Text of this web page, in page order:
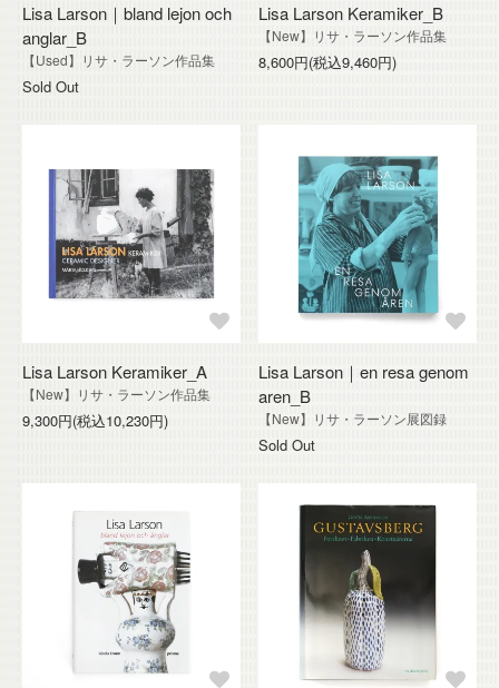
Lisa Larson｜bland lejon och
anglar_B
【Used】リサ・ラーソン作品集
Sold Out
Lisa Larson Keramiker_B
【New】リサ・ラーソン作品集
8,600円(税込9,460円)
Lisa Larson Keramiker_A
【New】リサ・ラーソン作品集
9,300円(税込10,230円)
Lisa Larson｜en resa genom
aren_B
【New】リサ・ラーソン展図録
Sold Out